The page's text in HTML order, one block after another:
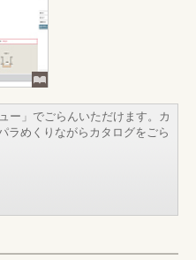
ー」でごらんいただけます。カ
ラめくりながらカタログをごら